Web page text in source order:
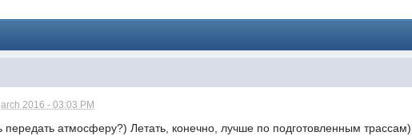
2016 - 03:03 PM
передать атмосферу?) Летать, конечно, лучше по подготовленным трассам)